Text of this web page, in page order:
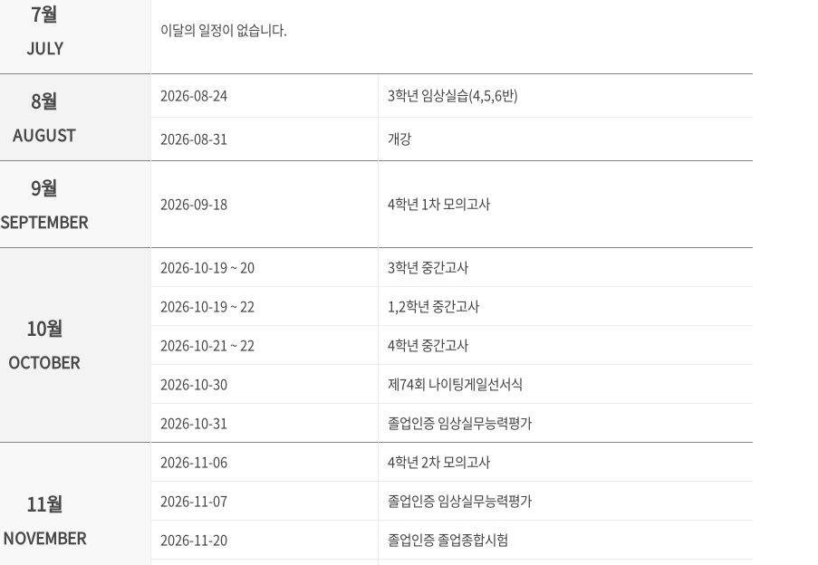
7월
JULY
이달의 일정이 없습니다.
8월
AUGUST
2026-08-24 3학년 임상실습(4,5,6반)
2026-08-31 개강
9월
SEPTEMBER
2026-09-18 4학년 1차 모의고사
10월
OCTOBER
2026-10-19 ~ 20
3학년 중간고사
2026-10-19 ~ 22
1,2학년 중간고사
2026-10-21 ~ 22
4학년 중간고사
2026-10-30
제74회 나이팅게일선서식
2026-10-31
졸업인증 임상실무능력평가
11월
NOVEMBER
2026-11-06
4학년 2차 모의고사
2026-11-07
졸업인증 임상실무능력평가
2026-11-20
졸업인증 졸업종합시험